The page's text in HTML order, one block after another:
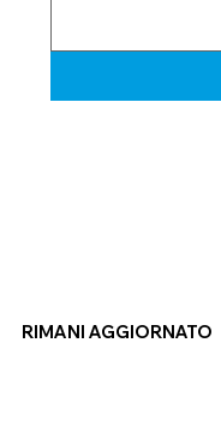
RIMANI AGGIORNATO